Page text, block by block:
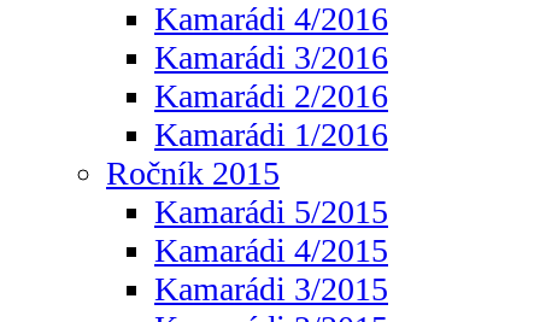
Kamarádi 4/2016
Kamarádi 3/2016
Kamarádi 2/2016
Kamarádi 1/2016
Ročník 2015
Kamarádi 5/2015
Kamarádi 4/2015
Kamarádi 3/2015